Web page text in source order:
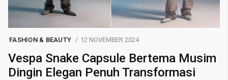
FASHION & BEAUTY 12 NOVEMBER 2024
Vespa Snake Capsule Bertema Musim
Dingin Elegan Penuh Transformasi